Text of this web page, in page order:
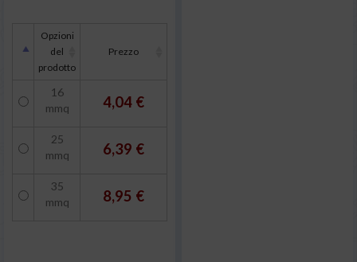
Opzioni
del
prodotto
Prezzo
16
mmq
4,04 €
25
mmq
6,39 €
35
mmq
8,95 €